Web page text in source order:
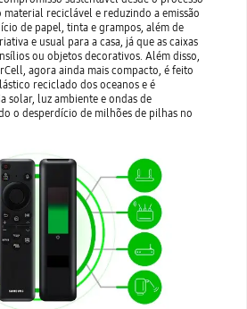
reciclável e reduzindo a emissão
de papel, tinta e grampos, além de
e usual para a casa, já que as caixas
ou objetos decorativos. Além disso,
agora ainda mais compacto, é feito
reciclado dos oceanos e é
solar, luz ambiente e ondas de
o desperdício de milhões de pilhas no